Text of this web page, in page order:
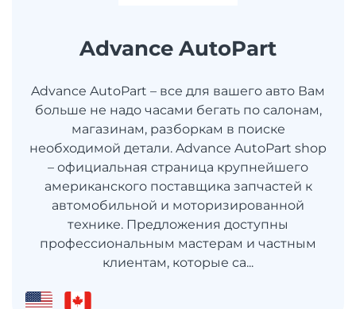
Advance AutoPart
Advance AutoPart – все для вашего авто Вам
больше не надо часами бегать по салонам,
магазинам, разборкам в поиске
необходимой детали. Advance AutoPart shop
– официальная страница крупнейшего
американского поставщика запчастей к
автомобильной и моторизированной
технике. Предложения доступны
профессиональным мастерам и частным
клиентам, которые са...